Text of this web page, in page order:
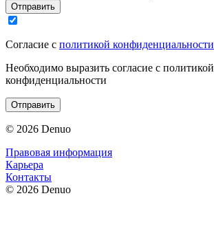
Отправить
Согласие с политикой конфиденциальности
Необходимо выразить согласие с политикой
конфиденциальности
Отправить
© 2026 Denuo
Правовая информация
Карьера
Контакты
© 2026 Denuo